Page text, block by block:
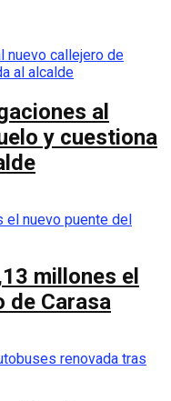
al
y cuestiona
millones el
de Carasa